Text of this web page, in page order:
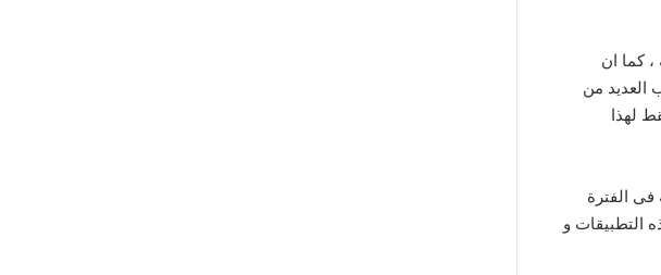
، كما ان
العديد من
لهذا
فى الفترة
التطبيقات و